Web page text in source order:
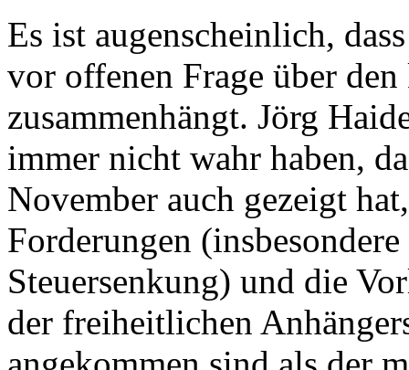
Es ist augenscheinlich,
vor offenen Frage über
zusammenhängt. Jörg
immer nicht wahr haben,
November auch gezeigt
Forderungen
Steuersenkung) und die
der freiheitlichen